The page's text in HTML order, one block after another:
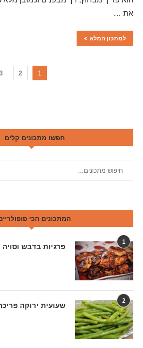
את …
למתכון המלא
1
2
חפשו מתכונים קלים
המתכונים הכי
1
פרגיות בדבש וסויה
2
שעועית ירוקה